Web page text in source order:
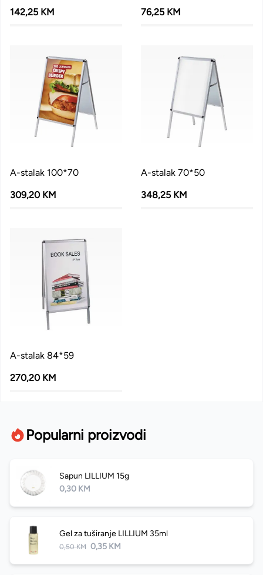
142,25 KM
76,25 KM
A-stalak 100*70
309,20 KM
A-stalak 70*50
348,25 KM
A-stalak 84*59
270,20 KM
Popularni proizvodi
Sapun LILLIUM 15g
0,30 KM
Gel za tuširanje LILLIUM 35ml
0,50 KM 0,35 KM